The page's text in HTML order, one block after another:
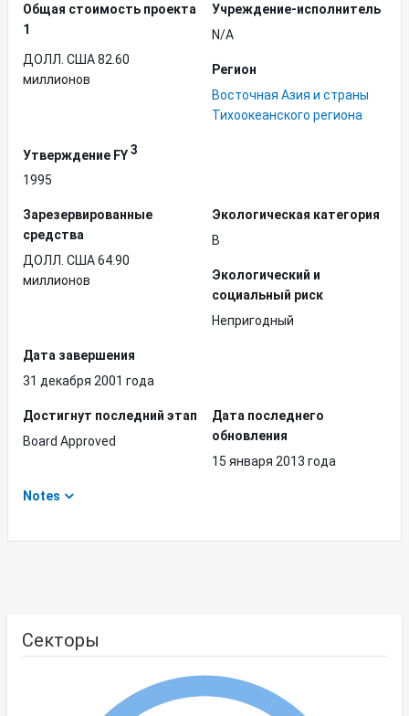
Общая стоимость проекта
1
ДОЛЛ. США 82.60
миллионов
Учреждение-исполнитель
N/A
Регион
Восточная Азия и страны
Тихоокеанского региона
Утверждение FY3
1995
Зарезервированные
средства
ДОЛЛ. США 64.90
миллионов
Экологическая категория
B
Экологический и
социальный риск
Непригодный
Дата завершения
31 декабря 2001 года
Достигнут последний этап
Board Approved
Дата последнего
обновления
15 января 2013 года
Notes
Секторы